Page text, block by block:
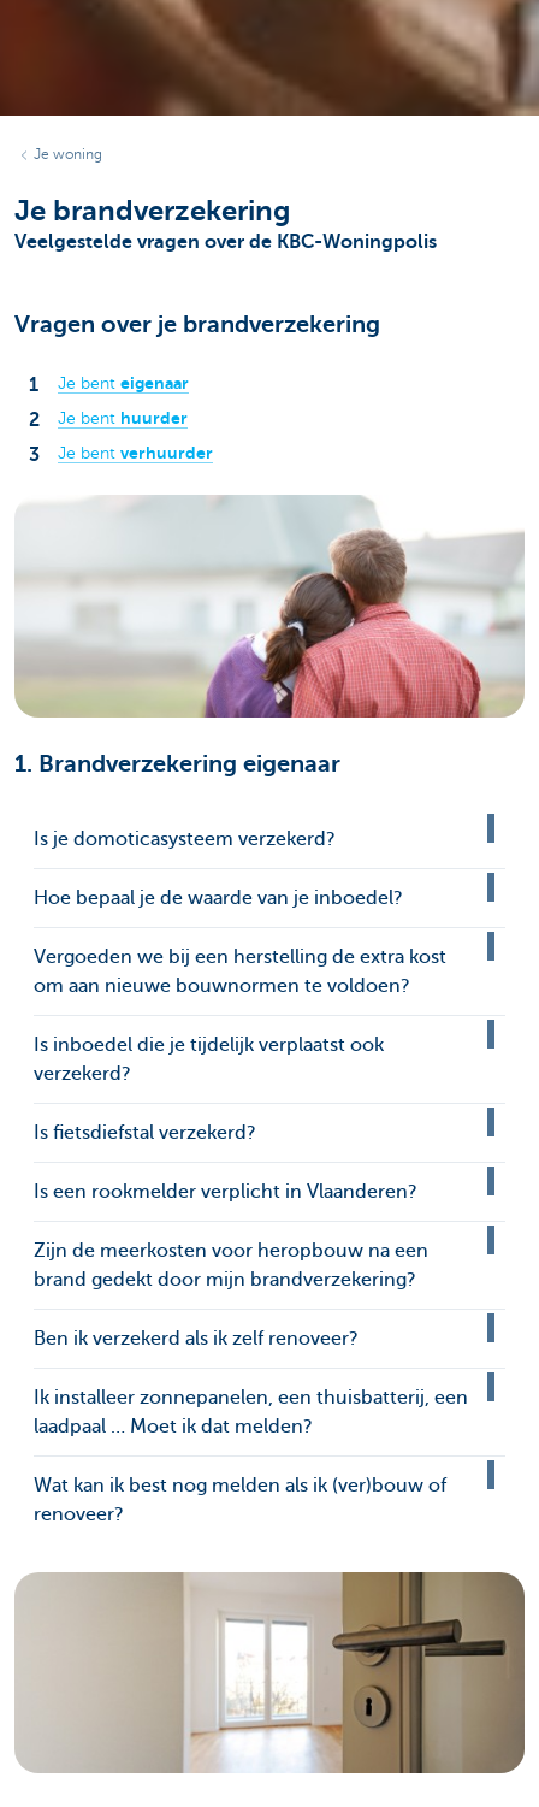
Je woning
Je brandverzekering
Veelgestelde vragen over de KBC-Woningpolis
Vragen over je brandverzekering
Je bent eigenaar
Je bent huurder
Je bent verhuurder
1. Brandverzekering eigenaar
Is je domoticasysteem verzekerd?
Hoe bepaal je de waarde van je inboedel?
Vergoeden we bij een herstelling de extra kost
om aan nieuwe bouwnormen te voldoen?
Is inboedel die je tijdelijk verplaatst ook
verzekerd?
Is fietsdiefstal verzekerd?
Is een rookmelder verplicht in Vlaanderen?
Zijn de meerkosten voor heropbouw na een
brand gedekt door mijn brandverzekering?
Ben ik verzekerd als ik zelf renoveer?
Ik installeer zonnepanelen, een thuisbatterij, een
laadpaal … Moet ik dat melden?
Wat kan ik best nog melden als ik (ver)bouw of
renoveer?